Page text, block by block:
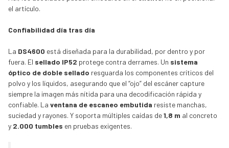
el artículo.
Confiabilidad día tras día
La DS4600 está diseñada para la durabilidad, por dentro y por
fuera. El sellado IP52 protege contra derrames. Un sistema
óptico de doble sellado resguarda los componentes críticos del
polvo y los líquidos, asegurando que el “ojo” del escáner capture
siempre la imagen más nítida para una decodificación rápida y
confiable. La ventana de escaneo embutida resiste manchas,
suciedad y rayones. Y soporta múltiples caídas de1,8 m al concreto
y 2.000 tumbles en pruebas exigentes.